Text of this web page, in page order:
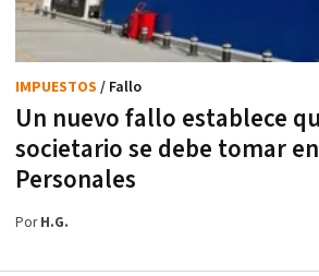
Un nuevo fallo establece
societario se debe tomar
Personales
IMPUESTOS / Fallo
PorH.G.